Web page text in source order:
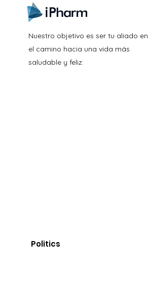
Nuestro objetivo es ser tu aliado en
el camino hacia una vida más
saludable y feliz.
Politics